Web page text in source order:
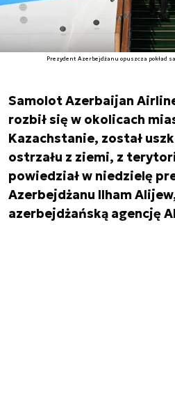
Prezydent Azerbejdżanu opuszcza
Samolot Azerbaijan
rozbił się w okolicach
Kazachstanie, został
ostrzału z ziemi, z
powiedział w niedzielę
Azerbejdżanu Ilham
azerbejdżańską agencję